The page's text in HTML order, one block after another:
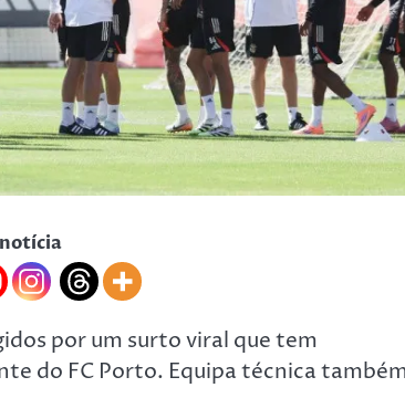
por um surto viral que tem
do FC Porto. Equipa técnica